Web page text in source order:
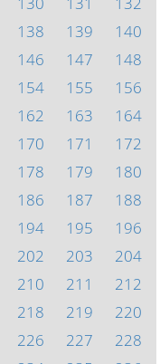
138 139
140
146 147
148
154 155
156
162 163
164
170 171
172
178 179
180
186 187
188
194 195
196
202 203
204
210 211
212
218 219
220
226 227
228